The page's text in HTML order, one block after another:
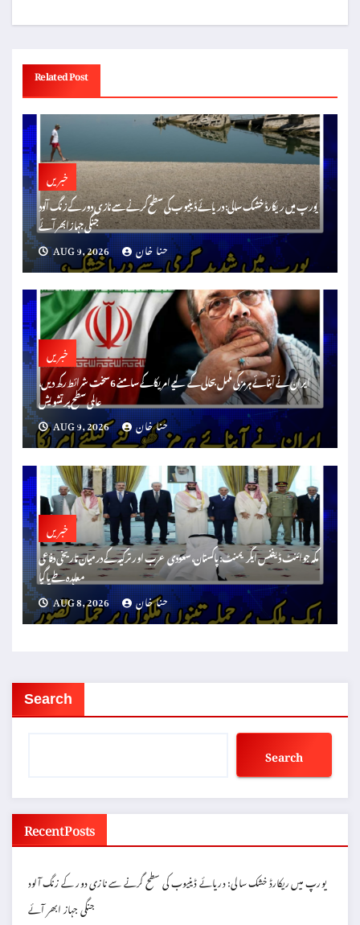
Related Post
خبریں
یورپ میں ریکارڈ خشک سالی: دریائے ڈینیوب کی سطح گرنے سے نازی دور کے زنگ آلود
جنگی جہاز ابھر آئے
AUG 9, 2026
حنا خان
خبریں
ایران نے آبنائے ہرمز کی مکمل بحالی کے لیے امریکا کے سامنے 6 سخت شرائط رکھ دیں،
عالمی سطح پر تشویش
AUG 9, 2026
حنا خان
خبریں
مکہ جوائنٹ ڈیفنس ایگریمنٹ: پاکستان، سعودی عرب اور ترکیہ کے درمیان تاریخی دفاعی
معاہدہ طے پا گیا
AUG 8, 2026
حنا خان
Search
Search
Recent Posts
یورپ میں ریکارڈ خشک سالی: دریائے ڈینیوب کی سطح گرنے سے نازی دور کے زنگ آلود
جنگی جہاز ابھر آئے